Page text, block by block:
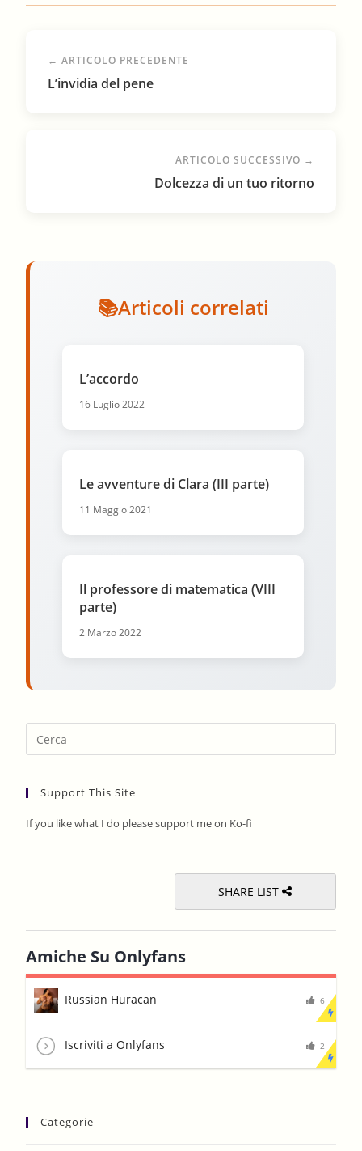
← ARTICOLO PRECEDENTE
L’invidia del pene
ARTICOLO SUCCESSIVO →
Dolcezza di un tuo ritorno
Articoli correlati
L’accordo
16 Luglio 2022
Le avventure di Clara (III parte)
11 Maggio 2021
Il professore di matematica (VIII
parte)
2 Marzo 2022
Support This Site
If you like what I do please support me on Ko-fi
SHARE LIST
Amiche Su Onlyfans
Russian Huracan 6
Iscriviti a Onlyfans 2
Categorie